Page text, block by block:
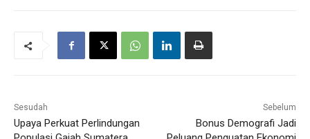
Sesudah
Upaya Perkuat Perlindungan
Sebelum
Bonus Demografi Jadi